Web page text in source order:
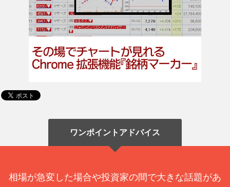
ワンポイントアドバイス
相場が急変した場合や投資家の間で大きな話題があ